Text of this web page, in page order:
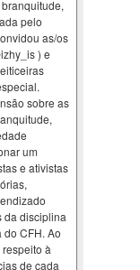
pelo
as/os
) e
sobre as
um
e ativistas
da disciplina
CFH. Ao
à
de cada